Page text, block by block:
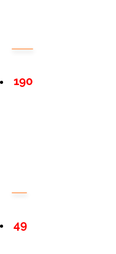
190
49